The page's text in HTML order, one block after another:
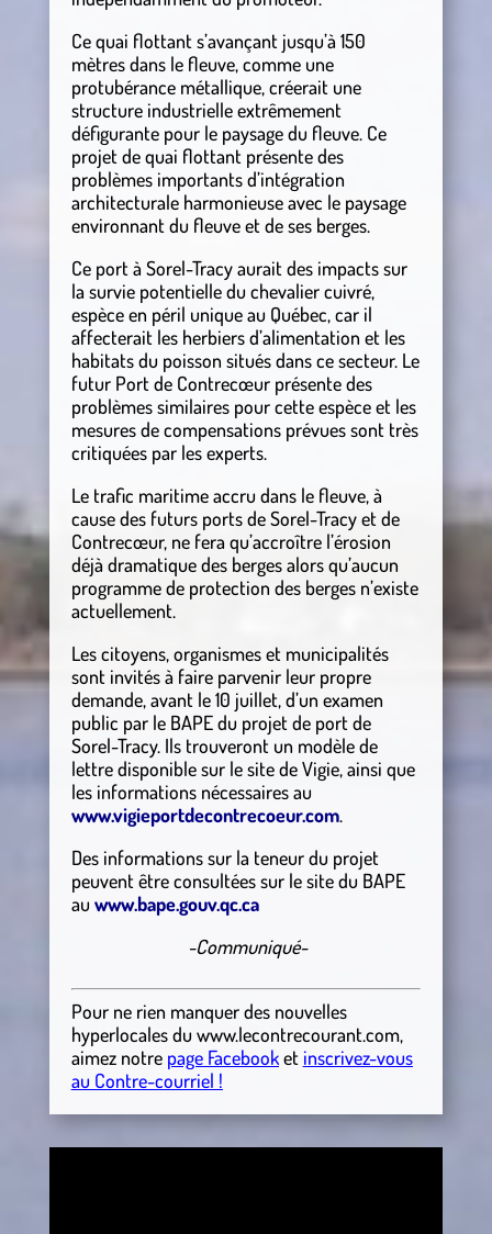
Ce quai flottant s’avançant jusqu’à 150
mètres dans le fleuve, comme une
protubérance métallique, créerait une
structure industrielle extrêmement
défigurante pour le paysage du fleuve. Ce
projet de quai flottant présente des
problèmes importants d’intégration
architecturale harmonieuse avec le paysage
environnant du fleuve et de ses berges.
Ce port à Sorel-Tracy aurait des impacts sur
la survie potentielle du chevalier cuivré,
espèce en péril unique au Québec, car il
affecterait les herbiers d’alimentation et les
habitats du poisson situés dans ce secteur. Le
futur Port de Contrecœur présente des
problèmes similaires pour cette espèce et les
mesures de compensations prévues sont très
critiquées par les experts.
Le trafic maritime accru dans le fleuve, à
cause des futurs ports de Sorel-Tracy et de
Contrecœur, ne fera qu’accroître l’érosion
déjà dramatique des berges alors qu’aucun
programme de protection des berges n’existe
actuellement.
Les citoyens, organismes et municipalités
sont invités à faire parvenir leur propre
demande, avant le 10 juillet, d’un examen
public par le BAPE du projet de port de
Sorel-Tracy. Ils trouveront un modèle de
lettre disponible sur le site de Vigie, ainsi que
les informations nécessaires au
www.vigieportdecontrecoeur.com.
Des informations sur la teneur du projet
peuvent être consultées sur le site du BAPE
au www.bape.gouv.qc.ca
-Communiqué-
Pour ne rien manquer des nouvelles
hyperlocalesdu www.lecontrecourant.com,
aimez notre page Facebooket inscrivez-vous
au Contre-courriel !